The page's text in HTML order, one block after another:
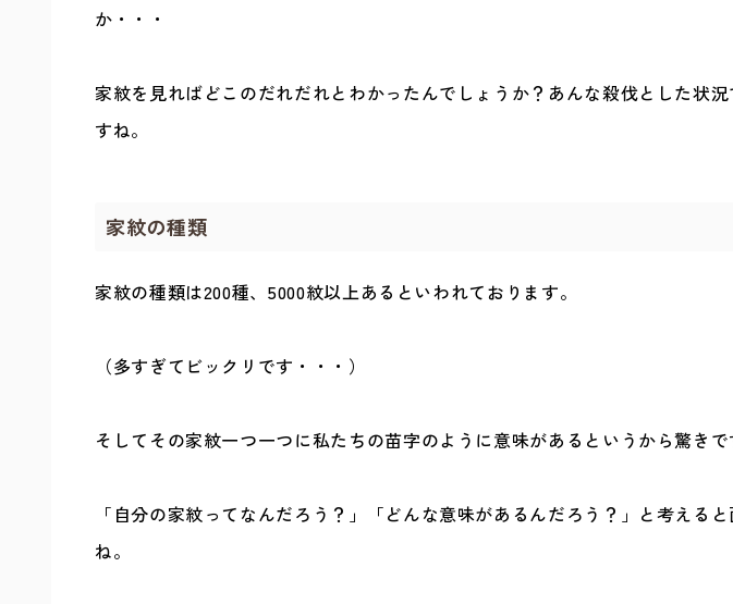
か・・・
家紋を見ればどこのだれだれとわかったんでしょうか？あんな殺伐とした状
すね。
家紋の種類
家紋の種類は200種、5000紋以上あるといわれております。
（多すぎてビックリです・・・）
そしてその家紋一つ一つに私たちの苗字のように意味があるというから驚きで
「自分の家紋ってなんだろう？」「どんな意味があるんだろう？」と考える
ね。